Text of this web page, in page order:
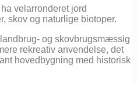
velarronderet jord
skov og naturlige biotoper.
og skovbrugsmæssig
rekreativ anvendelse, det
hovedbygning med historisk